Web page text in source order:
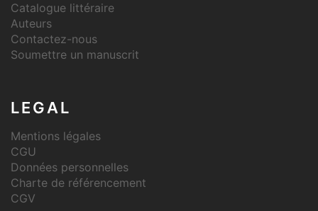
Catalogue littéraire
Auteurs
Contactez-nous
Soumettre un manuscrit
LEGAL
Mentions légales
CGU
Données personnelles
Charte de référencement
CGV